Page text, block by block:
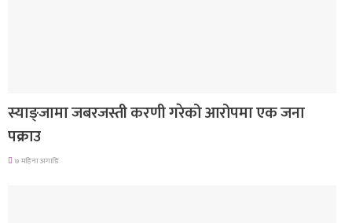
स्याङ्जामा जबरजस्ती करणी गरेको आरोपमा एक जना
पक्राउ
७ महिना अगाडि